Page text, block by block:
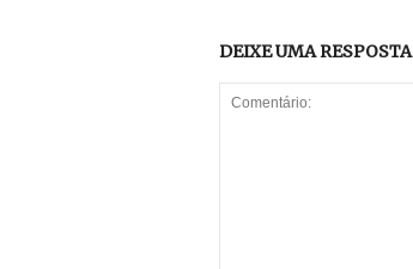
DEIXE UMA RESPOSTA